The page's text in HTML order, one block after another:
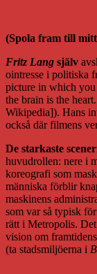
(Spola fram till
Fritz Lang själv
ointresse i politiska
picture in which you
the brain is the
Wikipedia]). Hans
också där filmens
De starkaste
huvudrollen: nere i
koreografi som
människa förblir
maskinens
som var så typisk
rätt i Metropolis.
vision om
(ta stadsmiljöerna i